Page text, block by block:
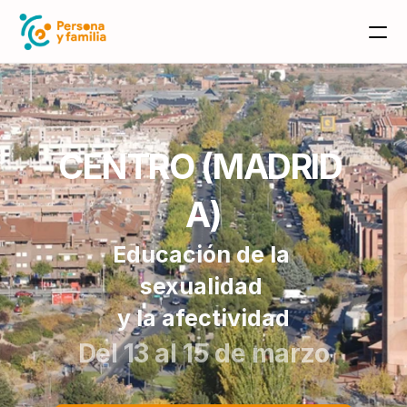
CENTRO (MADRID
A)
Educación de la
sexualidad
y la afectividad
Del 13 al 15 de marzo